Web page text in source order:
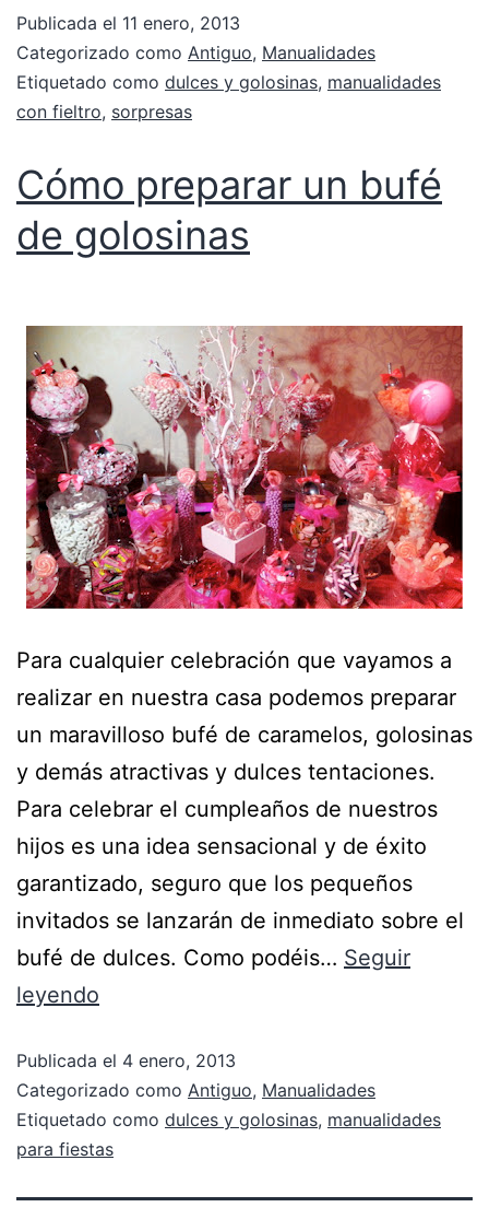
Publicada el 11 enero, 2013
Categorizado como Antiguo, Manualidades
Etiquetado como dulces y golosinas, manualidades
con fieltro, sorpresas
Cómo preparar un bufé
de golosinas
Para cualquier celebración que vayamos a
realizar en nuestra casa podemos preparar
un maravilloso bufé de caramelos, golosinas
y demás atractivas y dulces tentaciones.
Para celebrar el cumpleaños de nuestros
hijos es una idea sensacional y de éxito
garantizado, seguro que los pequeños
invitados se lanzarán de inmediato sobre el
bufé de dulces. Como podéis… Seguir
leyendo
Publicada el 4 enero, 2013
Categorizado como Antiguo, Manualidades
Etiquetado como dulces y golosinas, manualidades
para fiestas